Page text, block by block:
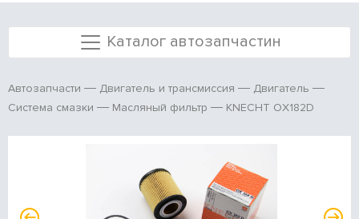
Каталог автозапчастин
Автозапчасти Двигатель и трансмиссия
Двигатель
Система смазки
Масляный фильтр KNECHT OX182D